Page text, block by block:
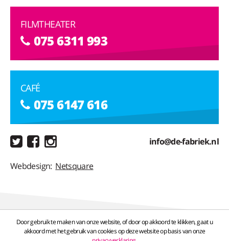
Door gebruik te maken van onze website, of door op akkoord te klikken, gaat u
akkoord met het gebruik van cookies op deze website op basis van onze
FILMTHEATER
075 6311 993
CAFÉ
075 6147 616
info@de-fabriek.nl
Webdesign: Netsquare